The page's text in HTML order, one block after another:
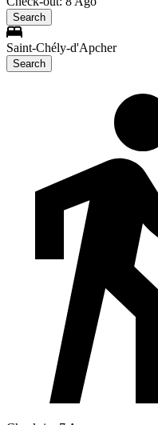
Search
Saint-Chély-d'Apcher
Search